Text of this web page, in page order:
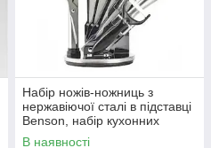
Набір ножів-ножниць з
нержавіючої сталі в підставці
Benson, набір кухонних
ексклюзивних стрижневих
В наявності